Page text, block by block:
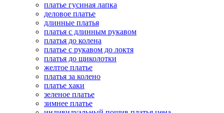
платье гусиная лапка
деловое платье
длинные платья
платья с длинным рукавом
платья до колена
платье с рукавом до локтя
платья до щиколотки
желтое платье
платья за колено
платье хаки
зеленое платье
зимнее платье